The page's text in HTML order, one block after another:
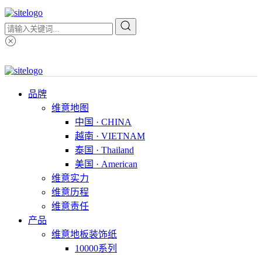
品牌
维意地图
中国 · CHINA
越南 · VIETNAM
泰国 · Thailand
美国 · American
维意实力
维意历程
维意责任
产品
维意地板装饰纸
10000系列